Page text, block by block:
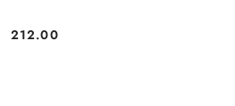
Cena:
212.00